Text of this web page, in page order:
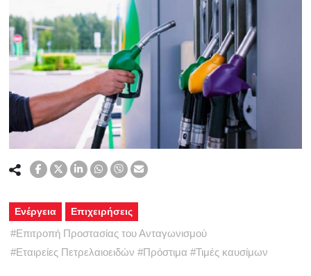
Ενέργεια Επιχειρήσεις
#Επιτροπή Προστασίας του Ανταγωνισμού
#Εταιρείες Πετρελαιοειδών #Πρόστιμα #Τιμές καυσίμων